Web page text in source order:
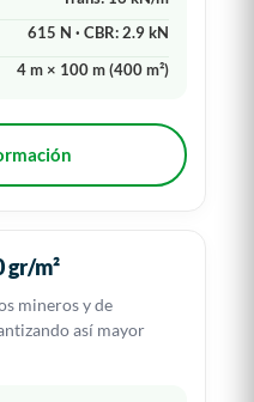
615 N · CBR: 2.9 kN
4 m × 100 m (400 m²)
gr/m²
mineros y de
así mayor